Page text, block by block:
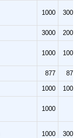
1000 3000
3000 2000
1000 1000
877 877
1000 1000
1000
1000 3000